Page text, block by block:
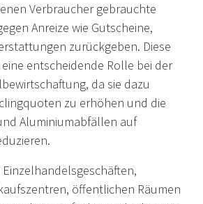
Verbraucher gebrauchte
Anreize wie Gutscheine,
zurückgeben. Diese
entscheidende Rolle bei der
da sie dazu
zu erhöhen und die
Aluminiumabfällen auf
Einzelhandelsgeschäften,
öffentlichen Räumen